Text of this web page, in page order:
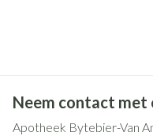
Neem contact met
Apotheek Bytebier-Van